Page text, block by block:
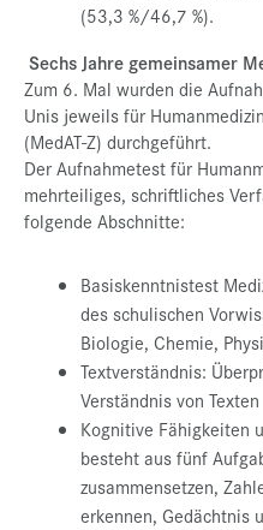
(53,3 %/46,7 %).
Sechs Jahre gemeinsamer
Zum 6. Mal wurden die
Unis jeweils für
(MedAT-Z) durchgeführt.
Der Aufnahmetest für
mehrteiliges, schriftliches
folgende Abschnitte:
Basiskenntnistest
des schulischen
Biologie, Chemie,
Textverständnis:
Verständnis von Texten
Kognitive Fähigkeiten
besteht aus fünf
zusammensetzen,
erkennen, Gedächtnis